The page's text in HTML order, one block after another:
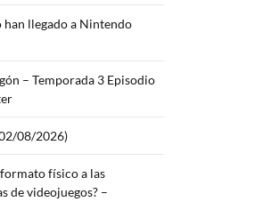
han llegado a Nintendo
– Temporada 3 Episodio
08/2026)
físico a las
de videojuegos? –